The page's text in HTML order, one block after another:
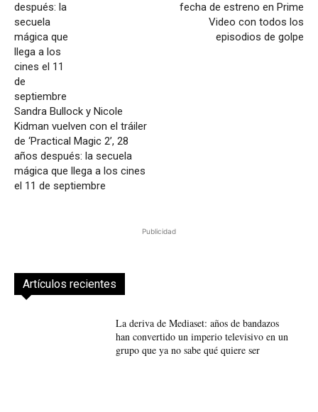
Sandra Bullock y Nicole
Kidman vuelven con el tráiler
de ‘Practical Magic 2’, 28
años después: la secuela
mágica que llega a los cines
el 11 de septiembre
fecha de estreno en Prime
Video con todos los
episodios de golpe
Publicidad
Artículos recientes
La deriva de Mediaset: años de bandazos
han convertido un imperio televisivo en un
grupo que ya no sabe qué quiere ser